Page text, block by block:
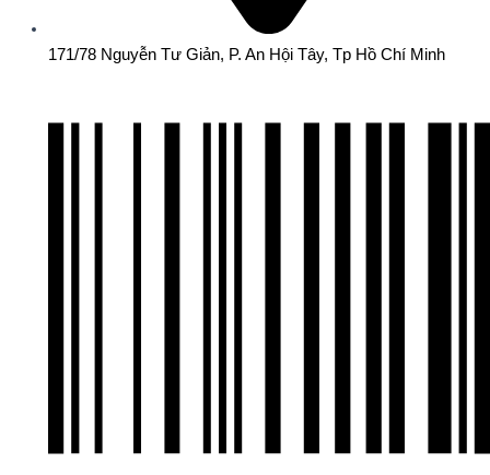
171/78 Nguyễn Tư Giản, P. An Hội Tây, Tp Hồ Chí Minh